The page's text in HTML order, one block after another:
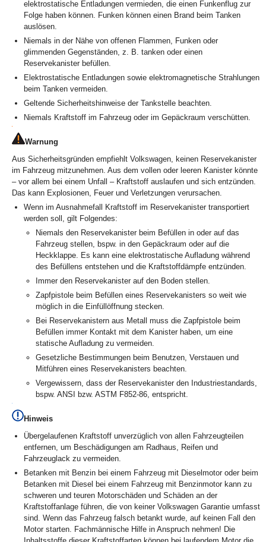
elektrostatische Entladungen vermieden, die einen Funkenflug zur
Folge haben können. Funken können einen Brand beim Tanken
auslösen.
Niemals in der Nähe von offenen Flammen, Funken oder
glimmenden Gegenständen, z. B. tanken oder einen
Reservekanister befüllen.
Elektrostatische Entladungen sowie elektromagnetische Strahlungen
beim Tanken vermeiden.
Geltende Sicherheitshinweise der Tankstelle beachten.
Niemals Kraftstoff im Fahrzeug oder im Gepäckraum verschütten.
Warnung
Aus Sicherheitsgründen empfiehlt Volkswagen, keinen Reservekanister
im Fahrzeug mitzunehmen. Aus dem vollen oder leeren Kanister könnte
– vor allem bei einem Unfall – Kraftstoff auslaufen und sich entzünden.
Das kann Explosionen, Feuer und Verletzungen verursachen.
Wenn im Ausnahmefall Kraftstoff im Reservekanister transportiert
werden soll, gilt Folgendes:
Niemals den Reservekanister beim Befüllen in oder auf das
Fahrzeug stellen, bspw. in den Gepäckraum oder auf die
Heckklappe. Es kann eine elektrostatische Aufladung während
des Befüllens entstehen und die Kraftstoffdämpfe entzünden.
Immer den Reservekanister auf den Boden stellen.
Zapfpistole beim Befüllen eines Reservekanisters so weit wie
möglich in die Einfüllöffnung stecken.
Bei Reservekanistern aus Metall muss die Zapfpistole beim
Befüllen immer Kontakt mit dem Kanister haben, um eine
statische Aufladung zu vermeiden.
Gesetzliche Bestimmungen beim Benutzen, Verstauen und
Mitführen eines Reservekanisters beachten.
Vergewissern, dass der Reservekanister den Industriestandards,
bspw. ANSI bzw. ASTM F852-86, entspricht.
Hinweis
Übergelaufenen Kraftstoff unverzüglich von allen Fahrzeugteilen
entfernen, um Beschädigungen am Radhaus, Reifen und
Fahrzeuglack zu vermeiden.
Betanken mit Benzin bei einem Fahrzeug mit Dieselmotor oder beim
Betanken mit Diesel bei einem Fahrzeug mit Benzinmotor kann zu
schweren und teuren Motorschäden und Schäden an der
Kraftstoffanlage führen, die von keiner Volkswagen Garantie umfasst
sind. Wenn das Fahrzeug falsch betankt wurde, auf keinen Fall den
Motor starten. Fachmännische Hilfe in Anspruch nehmen! Die